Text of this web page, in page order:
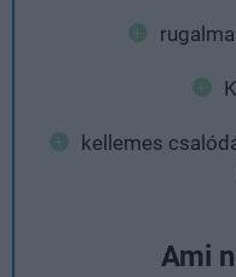
kellemes
Ami